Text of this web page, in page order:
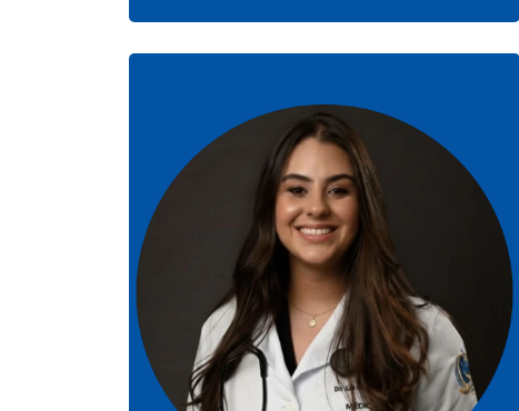
Dra. Julia dos Reis Torres
CRM-PR: 58310
Clínica Geral